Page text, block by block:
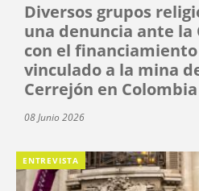
Diversos grupos
una denuncia ante la
con el financiamiento
vinculado a la mina
Cerrejón en Colombia
08 Junio 2026
ENTREVISTA